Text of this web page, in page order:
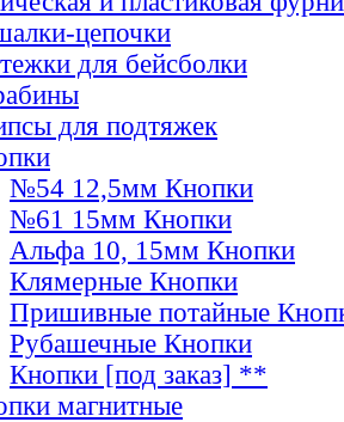
цепочки
для бейсболки
для подтяжек
№54 12,5мм Кнопки
№61 15мм Кнопки
Альфа 10, 15мм Кнопки
Клямерные Кнопки
Пришивные потайные
Рубашечные Кнопки
Кнопки [под заказ] **
магнитные